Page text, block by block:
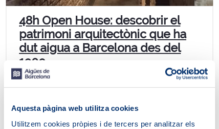
Aquesta pàgina web utilitza cookies
Utilitzem cookies pròpies i de tercers per analitzar els
48h Open House: descobrir el
patrimoni arquitectònic que ha
dut aigua a Barcelona des del
1909
El Museu de les Aigües és un espai únic i singular a
Europa, format per un ric patrimoni industrial que